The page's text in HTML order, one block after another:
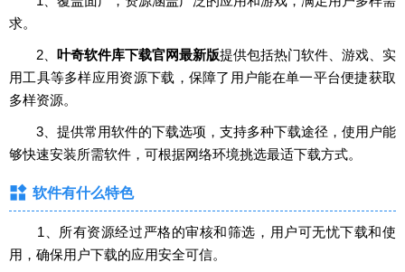
求。
2、 叶奇软件库下载官网最新版提供包括热门软件、游戏、实
用工具等多样应用资源下载，保障了用户能在单一平台便捷获取
多样资源。
3、提供常用软件的下载选项，支持多种下载途径，使用户能
够快速安装所需软件，可根据网络环境挑选最适下载方式。
软件有什么特色
1、所有资源经过严格的审核和筛选，用户可无忧下载和使
用，确保用户下载的应用安全可信。